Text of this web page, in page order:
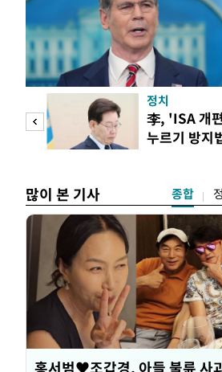
정치
李, 'ISA 개
누르기 방지
많이 본 기사 종합
홍서범♥조갑경, 아들 불륜 사